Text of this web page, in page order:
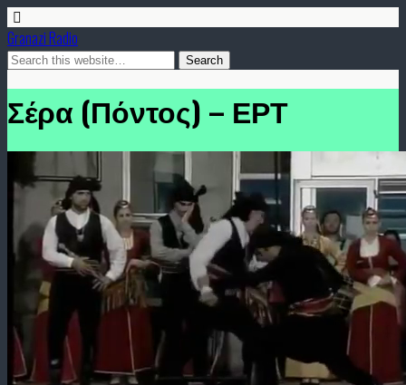
Granazi Radio
Σέρα (Πόντος) – ΕΡΤ